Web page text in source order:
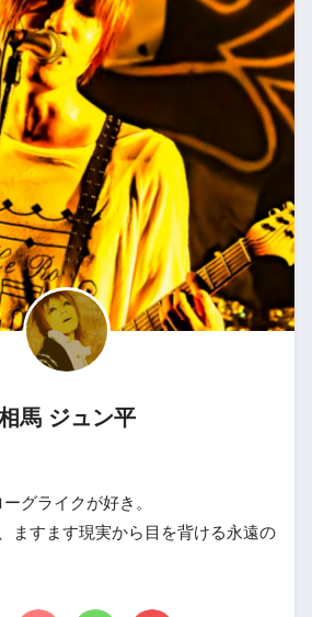
馬 ジュン平
グライクが好き。
ますます現実から目を背ける永遠の